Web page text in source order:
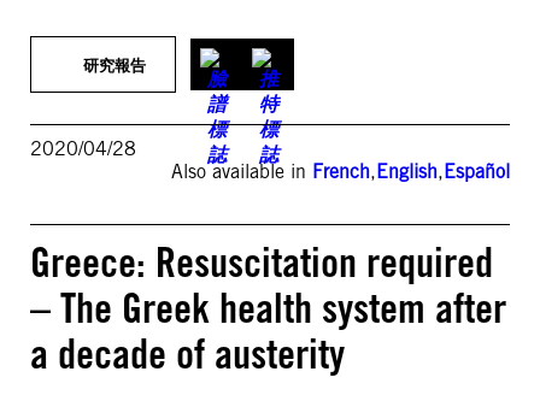
研究報告
2020/04/28
Also available in French,English,Español
Greece: Resuscitation required
– The Greek health system after
a decade of austerity